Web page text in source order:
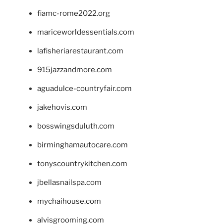
fiamc-rome2022.org
mariceworldessentials.com
lafisheriarestaurant.com
915jazzandmore.com
aguadulce-countryfair.com
jakehovis.com
bosswingsduluth.com
birminghamautocare.com
tonyscountrykitchen.com
jbellasnailspa.com
mychaihouse.com
alvisgrooming.com